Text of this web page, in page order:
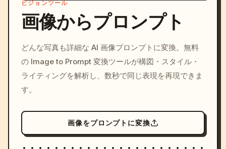
c, cyberpunk sunset, neon
colors, 8k --v 6.0
ビジョンツール
画像からプロンプト
どんな写真も詳細な AI 画像プロンプトに変換。無料
の Image to Prompt 変換ツールが構図・スタイル・
ライティングを解析し、数秒で同じ表現を再現できま
す。
画像をプロンプトに変換